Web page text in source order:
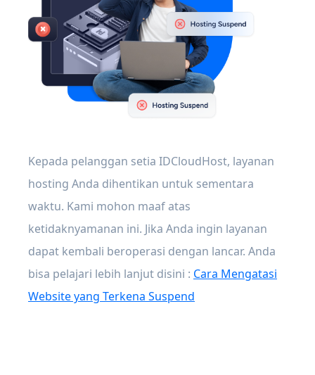
Kepada pelanggan setia IDCloudHost, layanan
hosting Anda dihentikan untuk sementara
waktu. Kami mohon maaf atas
ketidaknyamanan ini. Jika Anda ingin layanan
dapat kembali beroperasi dengan lancar. Anda
bisa pelajari lebih lanjut disini : Cara Mengatasi
Website yang Terkena Suspend